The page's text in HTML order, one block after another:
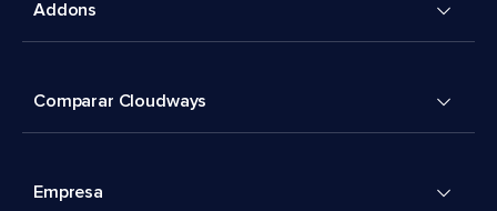
Addons
Comparar Cloudways
Empresa